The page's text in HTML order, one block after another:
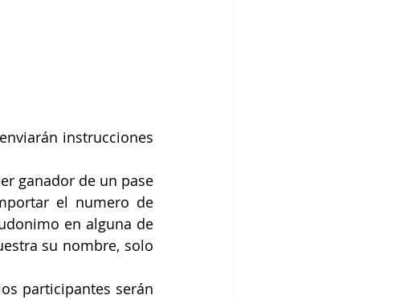
instrucciones
ganador de un pase
el numero de
en alguna de
su nombre, solo
participantes serán